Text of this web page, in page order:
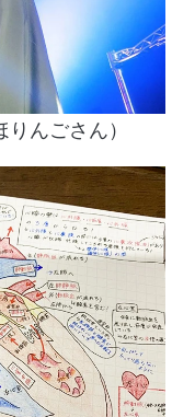
んごさん）